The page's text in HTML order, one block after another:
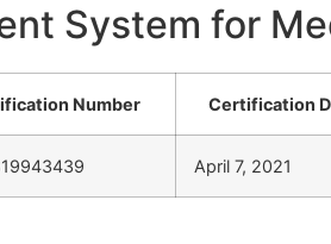
System for
Number Certification
April 7, 2021